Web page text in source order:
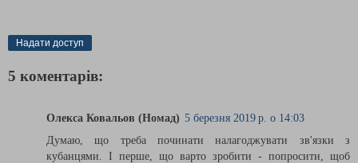
Надати доступ
5 коментарів:
Олекса Ковальов (Номад) 5 березня 2019 р. о 14:03
Думаю, що треба починати налагоджувати зв'язки з
кубанцями. І перше, що варто зробити - попросити, щоб